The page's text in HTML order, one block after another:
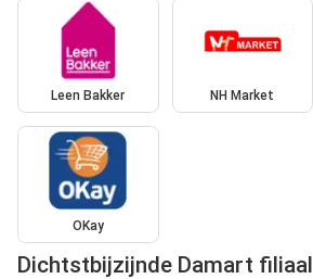
Leen Bakker NH Market
OKay
Dichtstbijzijnde Damart filiaal